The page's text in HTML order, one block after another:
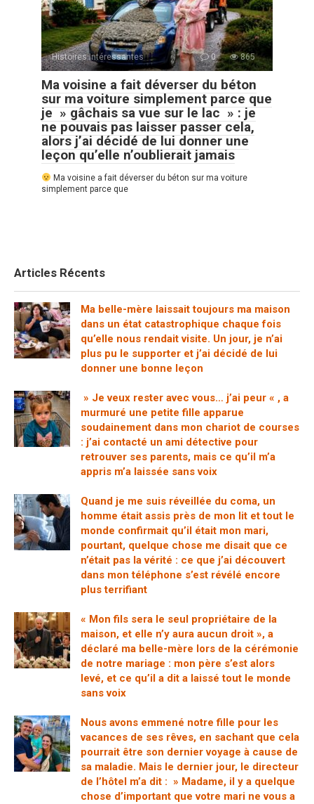
Histoires Intéressantes 0 865
Ma voisine a fait déverser du béton
sur ma voiture simplement parce que
je » gâchais sa vue sur le lac » : je
ne pouvais pas laisser passer cela,
alors j’ai décidé de lui donner une
leçon qu’elle n’oublierait jamais
Ma voisine a fait déverser du béton sur ma voiture
simplement parce que
Articles Récents
Ma belle-mère laissait toujours ma maison
dans un état catastrophique chaque fois
qu’elle nous rendait visite. Un jour, je n’ai
plus pu le supporter et j’ai décidé de lui
donner une bonne leçon
» Je veux rester avec vous… j’ai peur « , a
murmuré une petite fille apparue
soudainement dans mon chariot de courses
: j’ai contacté un ami détective pour
retrouver ses parents, mais ce qu’il m’a
appris m’a laissée sans voix
Quand je me suis réveillée du coma, un
homme était assis près de mon lit et tout le
monde confirmait qu’il était mon mari,
pourtant, quelque chose me disait que ce
n’était pas la vérité : ce que j’ai découvert
dans mon téléphone s’est révélé encore
plus terrifiant
« Mon fils sera le seul propriétaire de la
maison, et elle n’y aura aucun droit », a
déclaré ma belle-mère lors de la cérémonie
de notre mariage : mon père s’est alors
levé, et ce qu’il a dit a laissé tout le monde
sans voix
Nous avons emmené notre fille pour les
vacances de ses rêves, en sachant que cela
pourrait être son dernier voyage à cause de
sa maladie. Mais le dernier jour, le directeur
de l’hôtel m’a dit : » Madame, il y a quelque
chose d’important que votre mari ne vous a